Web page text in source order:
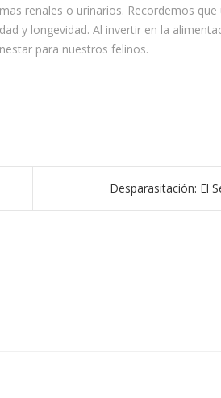
renales o urinarios. Recordemos
y longevidad. Al invertir en la
para nuestros felinos.
Desparasitación: El